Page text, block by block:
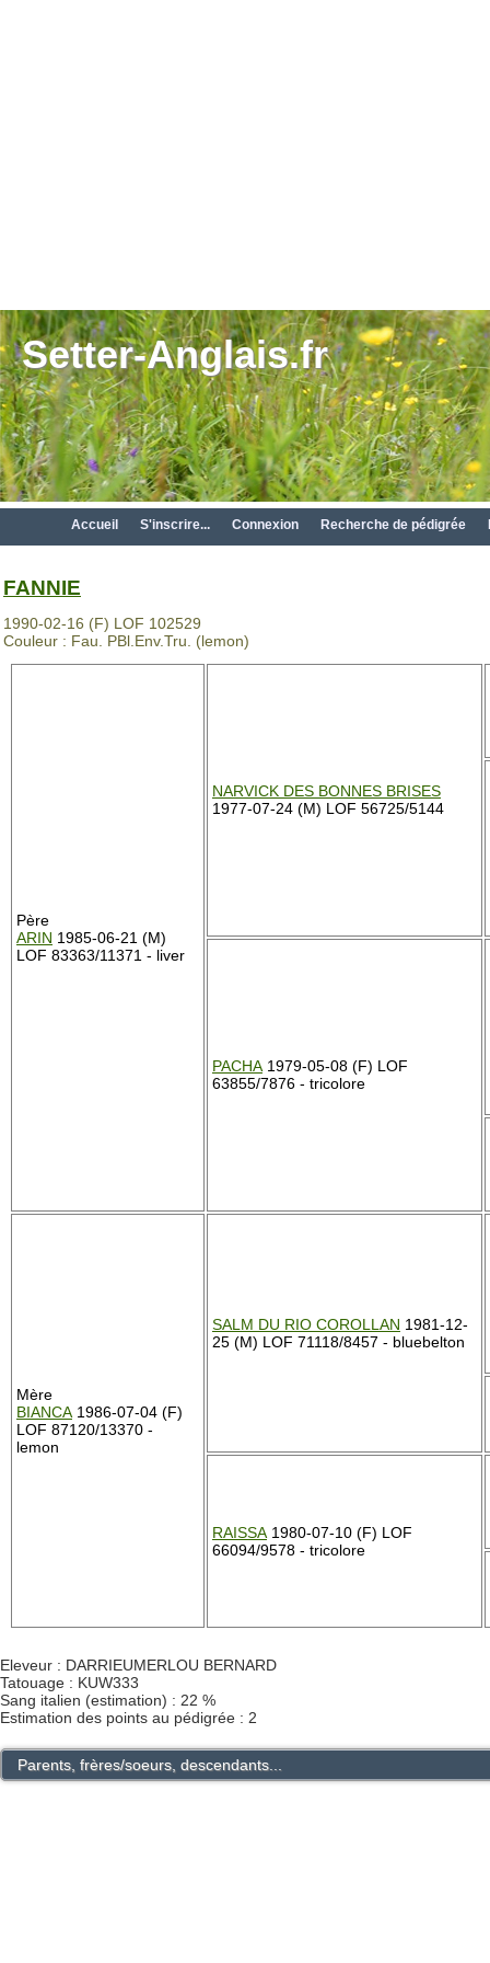
Setter-Anglais.fr
Accueil S'inscrire... Connexion Recherche de pédigrée
FANNIE
1990-02-16 (F) LOF 102529
Couleur : Fau. PBl.Env.Tru. (lemon)
Père
ARIN 1985-06-21 (M)
LOF 83363/11371 - liver
NARVICK DES BONNES BRISES
1977-07-24 (M) LOF 56725/5144
PACHA 1979-05-08 (F) LOF
63855/7876 - tricolore
Mère
BIANCA 1986-07-04 (F)
LOF 87120/13370 -
lemon
SALM DU RIO COROLLAN 1981-12-
25 (M) LOF 71118/8457 - bluebelton
RAISSA 1980-07-10 (F) LOF
66094/9578 - tricolore
Eleveur : DARRIEUMERLOU BERNARD
Tatouage : KUW333
Sang italien (estimation) : 22 %
Estimation des points au pédigrée : 2
Parents, frères/soeurs, descendants...